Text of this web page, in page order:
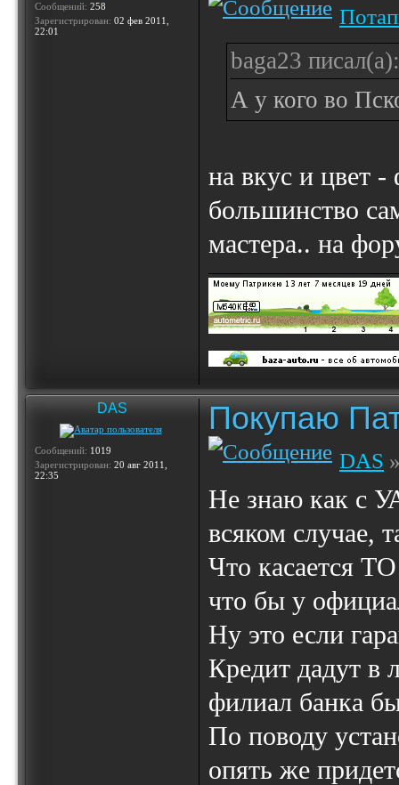
Сообщений: 258
Зарегистрирован: 02 фев 2011,
22:01
baga23 писал(а):
А у кого во
на вкус и цвет
большинство
мастера.. на
DAS
Сообщений: 1019
Зарегистрирован: 20 авг 2011,
22:35
Покупаю
DAS
Не знаю как с
всяком случае,
Что касается ТО
что бы у
Ну это если
Кредит дадут в
филиал банка
По поводу
опять же